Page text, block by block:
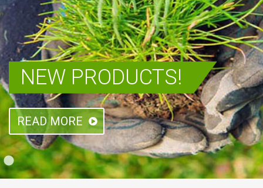
NEW PRODUCTS!
READ MORE